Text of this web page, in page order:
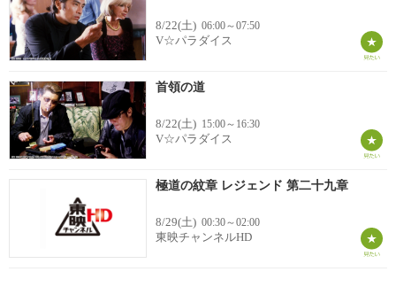
8/22(土) 06:00～07:50
V☆パラダイス
首領の道
8/22(土) 15:00～16:30
V☆パラダイス
極道の紋章 レジェンド 第二十九章
8/29(土) 00:30～02:00
東映チャンネルHD